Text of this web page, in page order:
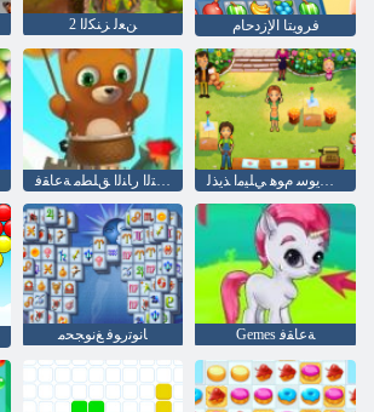
2 ﻦﻌﻟ ﺰﻨﻜﻟﺍ فرويتا الإزدحام
ﺎﻬﻟ ﺔﻳﺎﻬﻧ ﻻ ﻲﺘﻟﺍ ﺭﺎﻨﻟﺍ ﻖﻠﻄﻣ ﺔﻋﺎﻘﻓ ﻡﻮﻫ ﺖﻳﻮﺳ ﻡﻮﻫ ﻲﻠﻴﻣﺍ ﺬﻳﺬﻟ
ﺎﻧﻮﺗﺭﻮﻓ ﻎﻧﻮﺠﺤﻣ Gemes ﺔﻋﺎﻘﻓ